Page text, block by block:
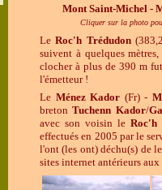
Mont Saint-Michel -
Cliquer sur la photo
LeRoc'h Trédudon
suivent à quelques
clocher à plus de 390 m
l'émetteur !
Le Ménez Kador (Fr) -
bretonTuchenn Kador/
avec son voisin leRoc'h
effectués en 2005 par le
l'ont (les ont) déchu(s) de
sites internet antérieurs